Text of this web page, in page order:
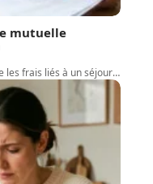
mutuelle
les frais liés à un séjour…